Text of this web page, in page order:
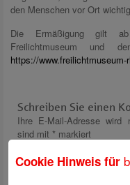
den Menschen vor Ort
Die Ermäßigung gilt
Freilichtmuseum und
https://www.freilichtmuseum-
Schreiben Sie einen
Ihre E-Mail-Adresse wird
sind mit * markiert
Cookie Hinweis für